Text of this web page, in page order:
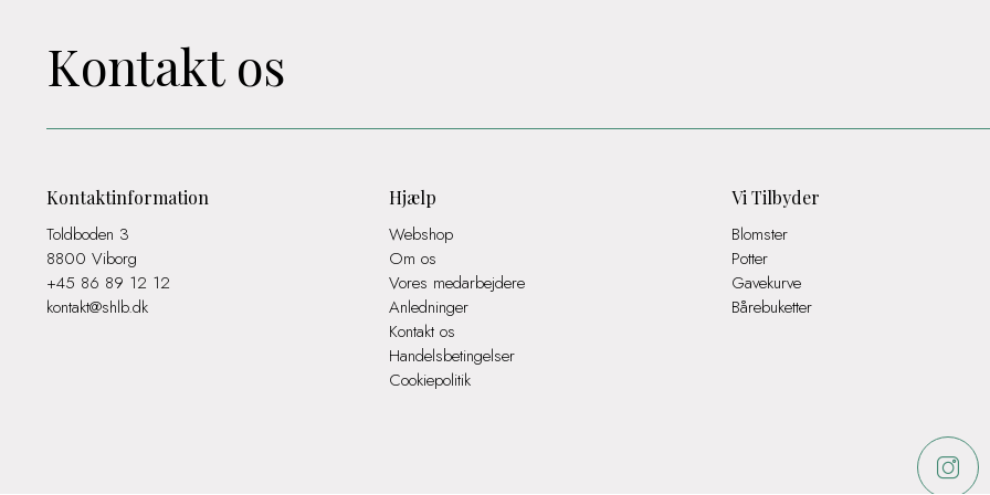
Kontakt os
Kontaktinformation
Toldboden 3
8800 Viborg
+45 86 89 12 12
kontakt@shlb.dk
Hjælp
Webshop
Om os
Vores medarbejdere
Anledninger
Kontakt os
Handelsbetingelser
Cookiepolitik
Vi Tilbyder
Blomster
Potter
Gavekurve
Bårebuketter